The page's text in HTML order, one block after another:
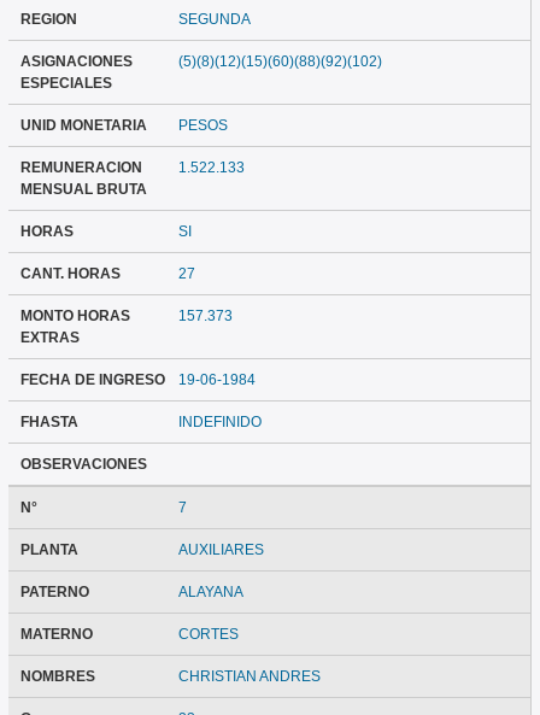
REGION SEGUNDA
ASIGNACIONES
ESPECIALES
(5)(8)(12)(15)(60)(88)(92)(102)
UNID MONETARIA PESOS
REMUNERACION
MENSUAL BRUTA
1.522.133
HORAS SI
CANT. HORAS 27
MONTO HORAS
EXTRAS
157.373
FECHA DE INGRESO 19-06-1984
FHASTA INDEFINIDO
OBSERVACIONES
N° 7
PLANTA AUXILIARES
PATERNO ALAYANA
MATERNO CORTES
NOMBRES CHRISTIAN ANDRES